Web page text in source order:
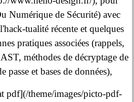
Numérique de Sécurité) avec
tualité récente et quelques
pratiques associées (rappels,
méthodes de décryptage de
passe et bases de données),
pdf](/theme/images/picto-pdf-